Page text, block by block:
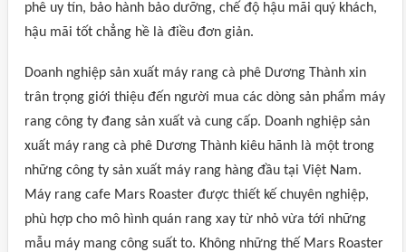
phê uy tín, bảo hành bảo dưỡng, chế độ hậu mãi quý khách,
hậu mãi tốt chẳng hề là điều đơn giản.
Doanh nghiệp sản xuất máy rang cà phê Dương Thành xin
trân trọng giới thiệu đến người mua các dòng sản phẩm máy
rang công ty đang sản xuất và cung cấp. Doanh nghiệp sản
xuất máy rang cà phê Dương Thành kiêu hãnh là một trong
những công ty sản xuất máy rang hàng đầu tại Việt Nam.
Máy rang cafe Mars Roaster được thiết kế chuyên nghiệp,
phù hợp cho mô hình quán rang xay từ nhỏ vừa tới những
mẫu máy mang công suất to. Không những thế Mars Roaster